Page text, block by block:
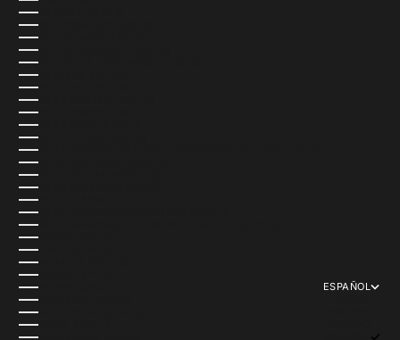
IRLANDA (EUR €)
ISLA NORFOLK (USD $)
ISLA DE MAN (USD $)
ISLA DE NAVIDAD (USD $)
ISLA DE LA ASCENSIÓN (USD $)
ISLANDIA (ISK KR)
ISLAS ALAND (USD $)
ISLAS CAIMÁN (USD $)
ISLAS COCOS (USD $)
ISLAS COOK (USD $)
ISLAS FEROE (USD $)
ISLAS GEORGIA DEL SUR Y SANDWICH DEL SUR (USD $)
ISLAS MALVINAS (USD $)
ISLAS PITCAIRN (USD $)
ISLAS SALOMÓN (USD $)
ISLAS TURCAS Y CAICOS (USD $)
ISLAS VÍRGENES BRITÁNICAS (USD $)
ISLAS MENORES ALEJADAS DE EE. UU. (USD $)
ISRAEL (USD $)
ITALIA (EUR €)
JAMAICA (USD $)
JAPÓN (JPY ¥)
JERSEY (USD $)
JORDANIA (USD $)
KAZAJISTÁN (USD $)
KENIA (USD $)
KIRGUISTÁN (USD $)
ESPAÑOL